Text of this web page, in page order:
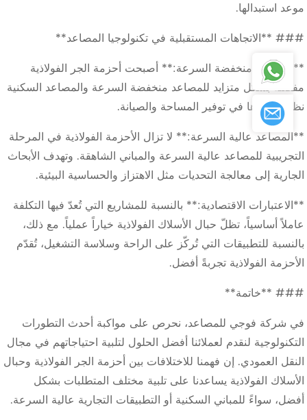
موعد استبدالها.
### **الاتجاهات المستقبلية في تكنولوجيا المصاعد**
**المصاعد منخفضة السرعة:** أصبحت أحزمة الجر الفولاذية
مفضلة بشكل متزايد للمصاعد منخفضة السرعة والمصاعد السكنية
نظرًا لمزاياها في توفير المساحة والصيانة.
**المصاعد عالية السرعة:** لا تزال الأحزمة الفولاذية في المرحلة
التجريبية للمصاعد عالية السرعة والمباني الشاهقة. وتهدف الأبحاث
الجارية إلى معالجة التحديات مثل الاهتزاز والحساسية البيئية.
**الاعتبارات الاقتصادية:** بالنسبة للمشاريع التي تُعدّ فيها التكلفة
عاملاً أساسياً، تظلّ حبال الأسلاك الفولاذية خياراً عملياً. مع ذلك،
بالنسبة للتطبيقات التي تُركّز على الراحة وسلاسة التشغيل، تُقدّم
الأحزمة الفولاذية تجربةً أفضل.
### **خاتمة**
في شركة فوجي للمصاعد، نحرص على مواكبة أحدث التطورات
التكنولوجية لنقدم لعملائنا أفضل الحلول لتلبية احتياجاتهم في مجال
النقل العمودي. إن فهمنا للاختلافات بين أحزمة الجر الفولاذية وحبال
الأسلاك الفولاذية يساعدنا على تلبية مختلف المتطلبات بشكل
أفضل، سواءً للمباني السكنية أو التطبيقات التجارية عالية السرعة.